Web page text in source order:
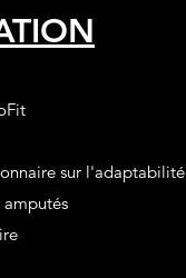
sur l'adaptabilité
amputés